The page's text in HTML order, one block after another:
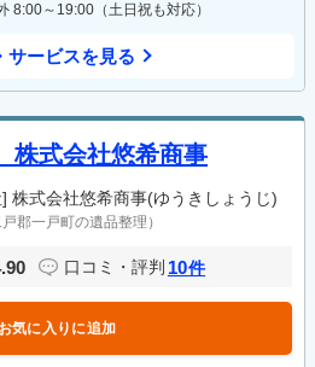
8:00～19:00（土日祝も対応）
サービスを見る
式会社悠希商事
株式会社悠希商事(ゆうきしょうじ)
戸郡一戸町の遺品整理）
口コミ・評判 10件
気に入りに追加